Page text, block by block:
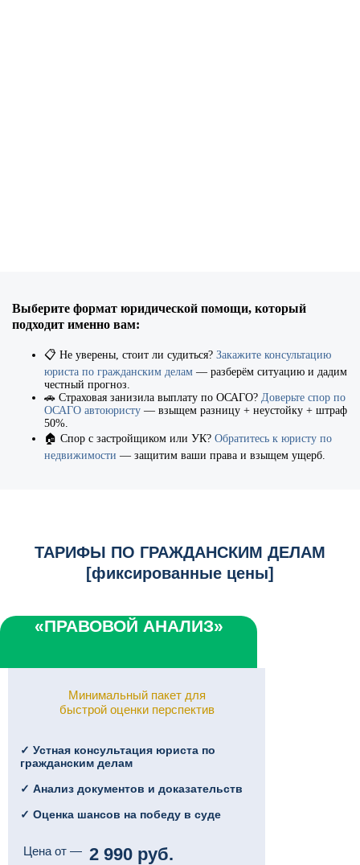
Выберите формат юридической помощи, который
подходит именно вам:
📋 Не уверены, стоит ли судиться? Закажите консультацию
юриста по гражданским делам — разберём ситуацию и дадим
честный прогноз.
🚗 Страховая занизилa выплату по ОСАГО? Доверьте спор по
ОСАГО автоюристу — взыщем разницу + неустойку + штраф
50%.
🏠 Спор с застройщиком или УК? Обратитесь к юристу по
недвижимости — защитим ваши права и взыщем ущерб.
ТАРИФЫ ПО ГРАЖДАНСКИМ ДЕЛАМ
[фиксированные цены]
«ПРАВОВОЙ АНАЛИЗ»
Минимальный пакет для
быстрой оценки перспектив
✓ Устная консультация юриста по
гражданским делам
✓ Анализ документов и доказательств
✓ Оценка шансов на победу в суде
Цена от — 2 990 руб.